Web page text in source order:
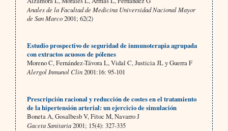
Anales de la Facultad de Medicina Universidad Nacional Mayor
de San Marco2001; 62(2)
Estudio prospectivo de seguridad de inmunoterapia agrupada
con extractos acuosos de pólenes
Moreno C, Fernández-Távora L, Vidal C, Justicia JL y Guerra F
Alergol Inmunol Clin2001:16: 95-101
Prescripción racional y reducción de costes en el tratamiento
de la hipertensión arterial: un ejercicio de simulación
Boneta A, Gosalbesb V, Fitoc M, Navarro J
Gaceta Sanitaria2001; 15(4): 327-335